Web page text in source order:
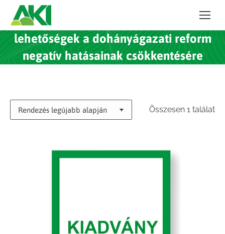
lehetőségek a dohányágazati reform
negatív hatásainak csökkentésére
Összesen 1 találat